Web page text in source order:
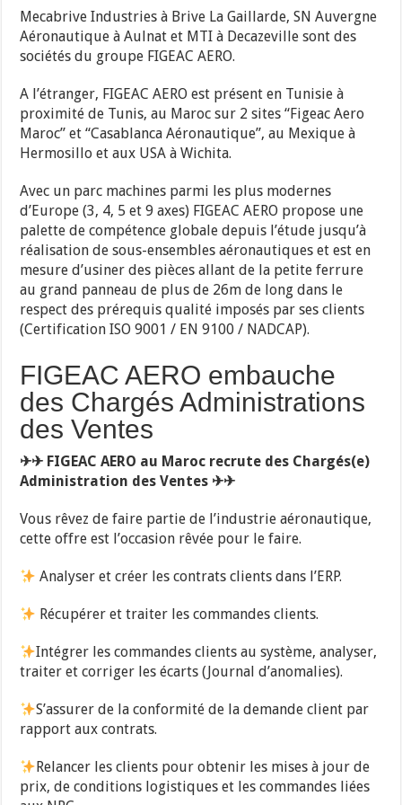
Mecabrive Industries à Brive La Gaillarde, SN Auvergne
Aéronautique à Aulnat et MTI à Decazeville sont des
sociétés du groupe FIGEAC AERO.
A l’étranger, FIGEAC AERO est présent en Tunisie à
proximité de Tunis, au Maroc sur 2 sites “Figeac Aero
Maroc” et “Casablanca Aéronautique”, au Mexique à
Hermosillo et aux USA à Wichita.
Avec un parc machines parmi les plus modernes
d’Europe (3, 4, 5 et 9 axes) FIGEAC AERO propose une
palette de compétence globale depuis l’étude jusqu’à
réalisation de sous-ensembles aéronautiques et est en
mesure d’usiner des pièces allant de la petite ferrure
au grand panneau de plus de 26m de long dans le
respect des prérequis qualité imposés par ses clients
(Certification ISO 9001 / EN 9100 / NADCAP).
FIGEAC AERO embauche
des Chargés Administrations
des Ventes
✈✈ FIGEAC AERO au Maroc recrute des Chargés(e)
Administration des Ventes ✈✈
Vous rêvez de faire partie de l’industrie aéronautique,
cette offre est l’occasion rêvée pour le faire.
Analyser et créer les contrats clients dans l’ERP.
Récupérer et traiter les commandes clients.
Intégrer les commandes clients au système, analyser,
traiter et corriger les écarts (Journal d’anomalies).
S’assurer de la conformité de la demande client par
rapport aux contrats.
Relancer les clients pour obtenir les mises à jour de
prix, de conditions logistiques et les commandes liées